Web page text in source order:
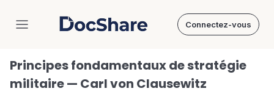
DocShare Connectez-vous
Principes fondamentaux de stratégie
militaire — Carl von Clausewitz